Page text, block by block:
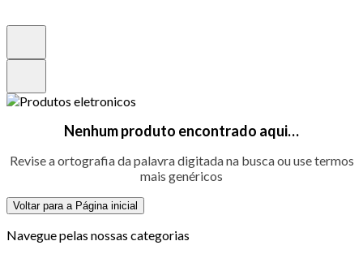
Nenhum produto encontrado aqui…
Revise a ortografia da palavra digitada na busca ou use termos
mais genéricos
Voltar para a Página inicial
Navegue pelas nossas categorias